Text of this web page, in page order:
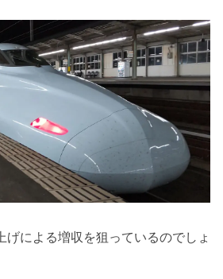
げによる増収を狙っているのでしょ